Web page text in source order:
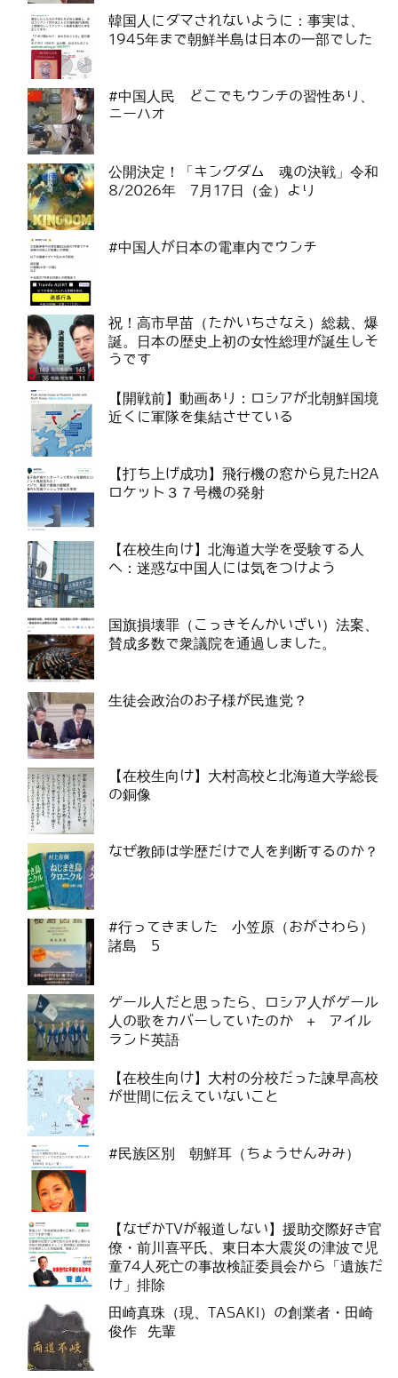
韓国人にダマされないように：事実は、
1945年まで朝鮮半島は日本の一部でした
#中国人民 どこでもウンチの習性あり、
ニーハオ
公開決定！「キングダム 魂の決戦」令和
8/2026年 7月17日（金）より
#中国人が日本の電車内でウンチ
祝！高市早苗（たかいちさなえ）総裁、爆
誕。日本の歴史上初の女性総理が誕生しそ
うです
【開戦前】動画あり：ロシアが北朝鮮国境
近くに軍隊を集結させている
【打ち上げ成功】飛行機の窓から見たH2A
ロケット３７号機の発射
【在校生向け】北海道大学を受験する人
へ：迷惑な中国人には気をつけよう
国旗損壊罪（こっきそんかいざい）法案、
賛成多数で衆議院を通過しました。
生徒会政治のお子様が民進党？
【在校生向け】大村高校と北海道大学総長
の銅像
なぜ教師は学歴だけで人を判断するのか？
#行ってきました 小笠原（おがさわら）
諸島 5
ゲール人だと思ったら、ロシア人がゲール
人の歌をカバーしていたのか ＋ アイル
ランド英語
【在校生向け】大村の分校だった諫早高校
が世間に伝えていないこと
#民族区別 朝鮮耳（ちょうせんみみ）
【なぜかTVが報道しない】援助交際好き官
僚・前川喜平氏、東日本大震災の津波で児
童74人死亡の事故検証委員会から「遺族だ
け」排除
田崎真珠（現、TASAKI）の創業者・田崎
俊作 先輩